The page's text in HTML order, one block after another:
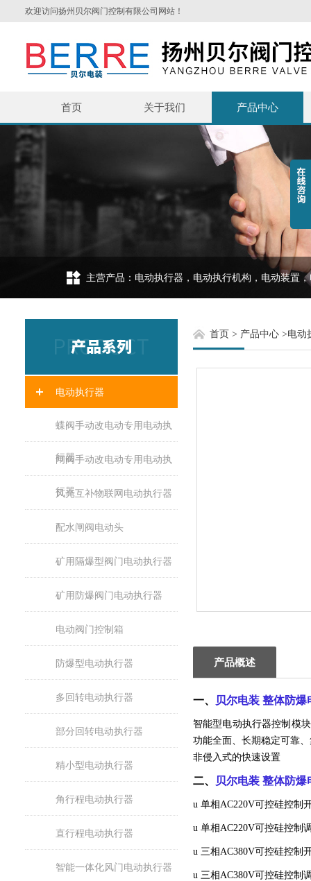
欢迎访问扬州贝尔阀门控制有限公司网站！
首页 关于我们 产品中心
主营产品：电动执行器，电动执行机构，电动装置
电动执行器
蝶阀手动改电动专用电动执
行器
闸阀手动改电动专用电动执
行器
风光互补物联网电动执行器
配水闸阀电动头
矿用隔爆型阀门电动执行器
矿用防爆阀门电动执行器
电动阀门控制箱
防爆型电动执行器
多回转电动执行器
部分回转电动执行器
精小型电动执行器
角行程电动执行器
直行程电动执行器
智能一体化风门电动执行器
首页 > 产品中心>电动
产品概述
一、 贝尔电装 整体防爆
智能型电动执行器控制模
功能全面、长期稳定可靠
非侵入式的快速设置
二、 贝尔电装 整体防爆
u 单相AC220V可控硅控制
u 单相AC220V可控硅控制
u 三相AC380V可控硅控制
u 三相AC380V可控硅控制